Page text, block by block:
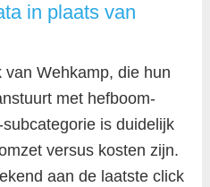
in plaats van
Wehkamp, die hun
met hefboom-
subcategorie is duidelijk
versus kosten zijn.
aan de laatste click